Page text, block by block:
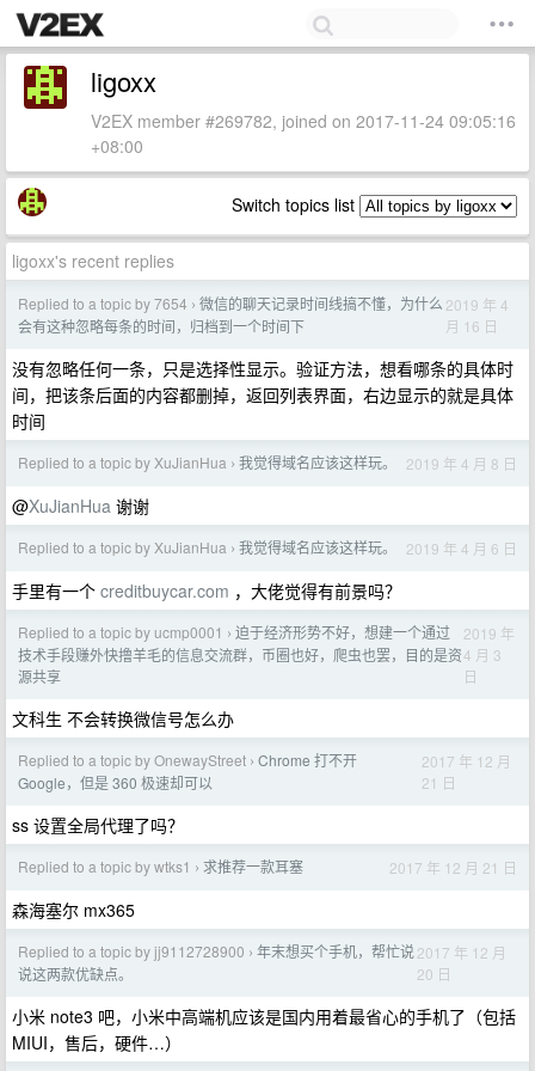
ligoxx
V2EX member #269782, joined on 2017-11-24 09:05:16
+08:00
Switch topics list
ligoxx's recent replies
Replied to a topic by 7654 › 微信的聊天记录时间线搞不懂，为什么
会有这种忽略每条的时间，归档到一个时间下
2019 年 4
月 16 日
没有忽略任何一条，只是选择性显示。验证方法，想看哪条的具体时
间，把该条后面的内容都删掉，返回列表界面，右边显示的就是具体
时间
Replied to a topic by XuJianHua › 我觉得域名应该这样玩。 2019 年 4 月 8 日
@XuJianHua 谢谢
Replied to a topic by XuJianHua › 我觉得域名应该这样玩。 2019 年 4 月 6 日
手里有一个 creditbuycar.com ，大佬觉得有前景吗？
Replied to a topic by ucmp0001 › 迫于经济形势不好，想建一个通过
技术手段赚外快撸羊毛的信息交流群，币圈也好，爬虫也罢，目的是资
源共享
2019 年
4 月 3
日
文科生 不会转换微信号怎么办
Replied to a topic by OnewayStreet › Chrome 打不开
Google，但是 360 极速却可以
2017 年 12 月
21 日
ss 设置全局代理了吗？
Replied to a topic by wtks1 › 求推荐一款耳塞 2017 年 12 月 21 日
森海塞尔 mx365
Replied to a topic by jj9112728900 › 年末想买个手机，帮忙说
说这两款优缺点。
2017 年 12 月
20 日
小米 note3 吧，小米中高端机应该是国内用着最省心的手机了（包括
MIUI，售后，硬件…）